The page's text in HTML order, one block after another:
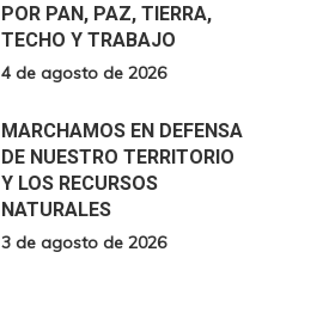
POR PAN, PAZ, TIERRA,
TECHO Y TRABAJO
4 de agosto de 2026
MARCHAMOS EN DEFENSA
DE NUESTRO TERRITORIO
Y LOS RECURSOS
NATURALES
3 de agosto de 2026